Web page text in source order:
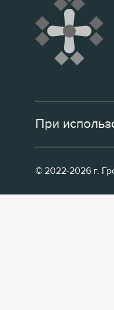
При
© 2022-2026 г.